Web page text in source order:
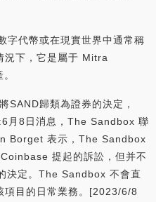
字代幣或在現實世界中通常稱
況下，它是屬于 Mitra
SAND歸類為證券的決定，
月8日消息，The Sandbox 聯
Borget 表示，The Sandbox
提起的訴訟，但并不
決定。The Sandbox 不會直
項目的日常業務。[2023/6/8